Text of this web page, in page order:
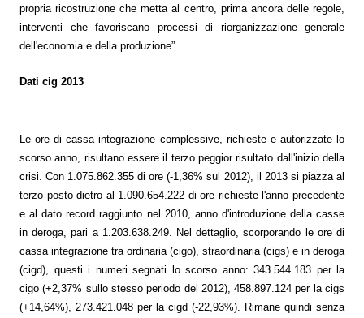
propria ricostruzione che metta al centro, prima ancora delle regole,
interventi che favoriscano processi di riorganizzazione generale
dell'economia e della produzione”.
Dati cig 2013
Le ore di cassa integrazione complessive, richieste e autorizzate lo
scorso anno, risultano essere il terzo peggior risultato dall'inizio della
crisi. Con 1.075.862.355 di ore (-1,36% sul 2012), il 2013 si piazza al
terzo posto dietro al 1.090.654.222 di ore richieste l'anno precedente
e al dato record raggiunto nel 2010, anno d'introduzione della casse
in deroga, pari a 1.203.638.249. Nel dettaglio, scorporando le ore di
cassa integrazione tra ordinaria (cigo), straordinaria (cigs) e in deroga
(cigd), questi i numeri segnati lo scorso anno: 343.544.183 per la
cigo (+2,37% sullo stesso periodo del 2012), 458.897.124 per la cigs
(+14,64%), 273.421.048 per la cigd (-22,93%). Rimane quindi senza